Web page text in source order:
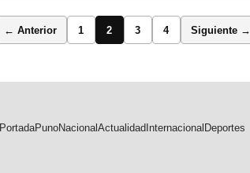
← Anterior 1 2 3 4 Siguiente →
PortadaPunoNacionalActualidad Internacional Deportes